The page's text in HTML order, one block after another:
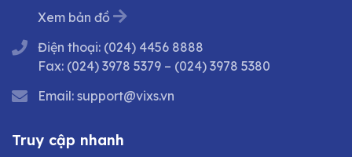
Xem bản đồ
Điện thoại: (024) 4456 8888
Fax: (024) 3978 5379 – (024) 3978 5380
Email: support@vixs.vn
Truy cập nhanh